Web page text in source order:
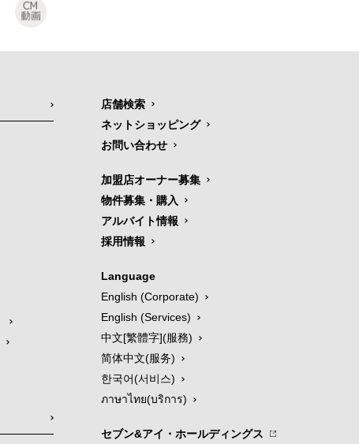
店舗検索
ネットショッピング
お問い合わせ
加盟店オーナー募集
物件募集・購入
アルバイト情報
採用情報
Language
English (Corporate)
English (Services)
中文[繁體字](服務)
简体中文(服务)
한국어(서비스)
ภาษาไทย(บริการ)
セブン&アイ・ホールディングス